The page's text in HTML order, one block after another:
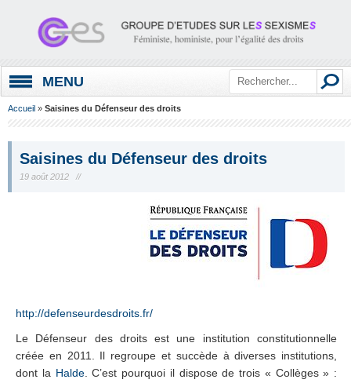
MENU
Accueil » Saisines du Défenseur des droits
Saisines du Défenseur des droits
19 août 2012 //
http://defenseurdesdroits.fr/
Le Défenseur des droits est une institution constitutionnelle
créée en 2011. Il regroupe et succède à diverses institutions,
dont la Halde. C’est pourquoi il dispose de trois « Collèges » :